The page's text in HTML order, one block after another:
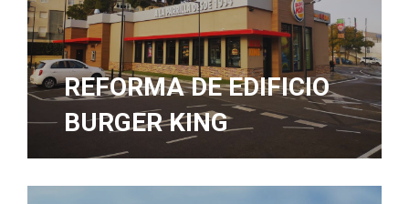
REFORMA DE EDIFICIO
BURGER KING